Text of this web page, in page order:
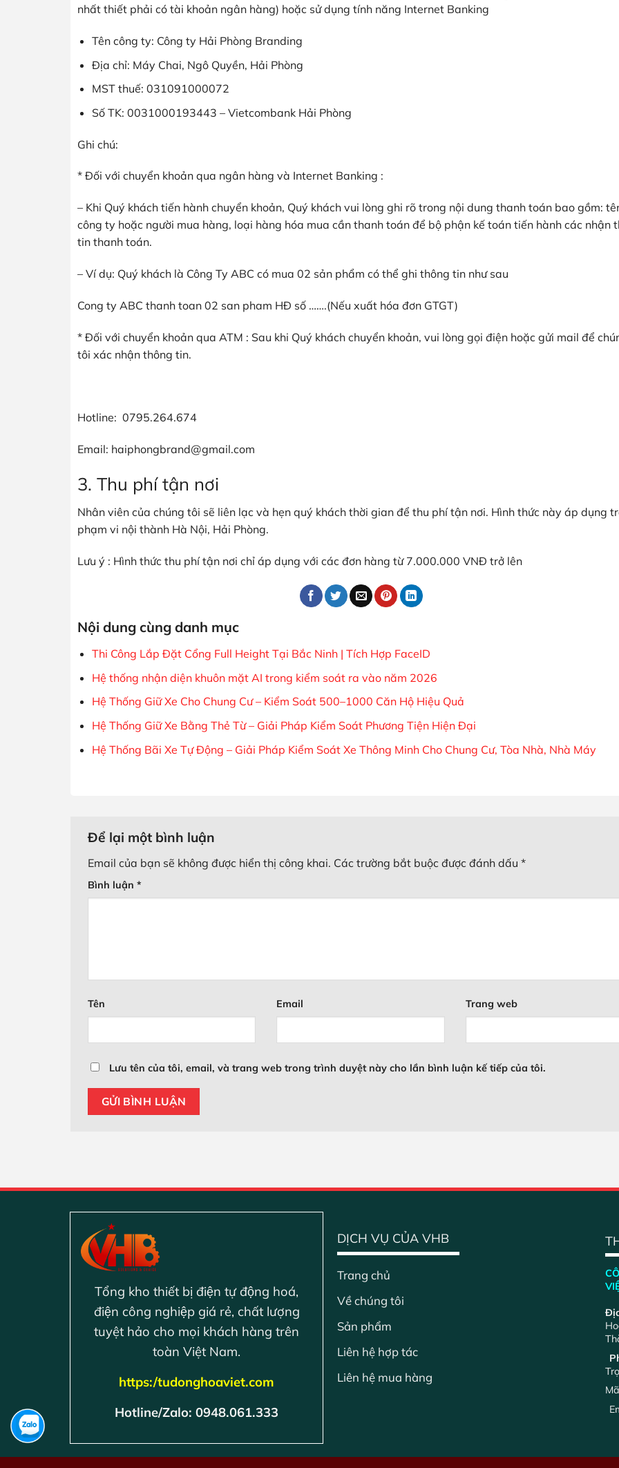
nhất thiết phải có tài khoản ngân hàng) hoặc sử dụng tính năng Internet Banking
Tên công ty: Công ty Hải Phòng Branding
Địa chỉ: Máy Chai, Ngô Quyền, Hải Phòng
MST thuế: 031091000072
Số TK: 0031000193443 – Vietcombank Hải Phòng
Ghi chú:
* Đối với chuyển khoản qua ngân hàng và Internet Banking :
– Khi Quý khách tiến hành chuyển khoản, Quý khách vui lòng ghi rõ trong nội dung thanh toán bao gồm:
công ty hoặc người mua hàng, loại hàng hóa mua cần thanh toán để bộ phận kế toán tiến hành các nhận
tin thanh toán.
– Ví dụ: Quý khách là Công Ty ABC có mua 02 sản phẩm có thể ghi thông tin như sau
Cong ty ABC thanh toan 02 san pham HĐ số …….(Nếu xuất hóa đơn GTGT)
* Đối với chuyển khoản qua ATM : Sau khi Quý khách chuyển khoản, vui lòng gọi điện hoặc gửi mail để
tôi xác nhận thông tin.
Hotline: 0795.264.674
Email: haiphongbrand@gmail.com
3. Thu phí tận nơi
Nhân viên của chúng tôi sẽ liên lạc và hẹn quý khách thời gian để thu phí tận nơi. Hình thức này áp dụng
phạm vi nội thành Hà Nội, Hải Phòng.
Lưu ý : Hình thức thu phí tận nơi chỉ áp dụng với các đơn hàng từ 7.000.000 VNĐ trở lên
Nội dung cùng danh mục
Thi Công Lắp Đặt Cổng Full Height Tại Bắc Ninh | Tích Hợp FaceID
Hệ thống nhận diện khuôn mặt AI trong kiểm soát ra vào năm 2026
Hệ Thống Giữ Xe Cho Chung Cư – Kiểm Soát 500–1000 Căn Hộ Hiệu Quả
Hệ Thống Giữ Xe Bằng Thẻ Từ – Giải Pháp Kiểm Soát Phương Tiện Hiện Đại
Hệ Thống Bãi Xe Tự Động – Giải Pháp Kiểm Soát Xe Thông Minh Cho Chung Cư, Tòa Nhà, Nhà Máy
Để lại một bình luận
Email của bạn sẽ không được hiển thị công khai. Các trường bắt buộc được đánh dấu *
Bình luận *
Tên Email Trang web
Lưu tên của tôi, email, và trang web trong trình duyệt này cho lần bình luận kế tiếp của tôi.
Tổng kho thiết bị điện tự động hoá,
điện công nghiệp giá rẻ, chất lượng
tuyệt hảo cho mọi khách hàng trên
toàn Việt Nam.
https:/tudonghoaviet.com
Hotline/Zalo: 0948.061.333
DỊCH VỤ CỦA VHB
Trang chủ
Về chúng tôi
Sản phẩm
Liên hệ hợp tác
Liên hệ mua hàng